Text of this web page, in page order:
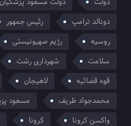
دونالد ترامپ
رئیس جمهور
روسیه
رژیم صهیونیستی
سلامت
شهرداری رشت
قوه قضائیه
لاهیجان
محمدجواد ظریف
مسعود
واکسن کرونا
کرونا